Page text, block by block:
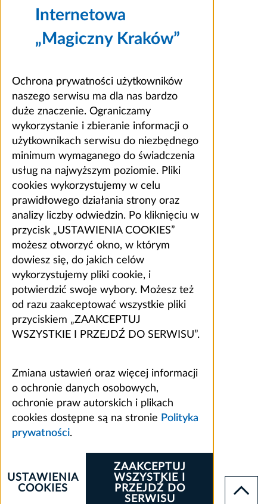
Internetowa
„Magiczny Kraków”
Ochrona prywatności użytkowników
naszego serwisu ma dla nas bardzo
duże znaczenie. Ograniczamy
wykorzystanie i zbieranie informacji o
użytkownikach serwisu do niezbędnego
minimum wymaganego do świadczenia
usług na najwyższym poziomie. Pliki
cookies wykorzystujemy w celu
prawidłowego działania strony oraz
analizy liczby odwiedzin. Po kliknięciu w
przycisk „USTAWIENIA COOKIES”
możesz otworzyć okno, w którym
dowiesz się, do jakich celów
wykorzystujemy pliki cookie, i
potwierdzić swoje wybory. Możesz też
od razu zaakceptować wszystkie pliki
przyciskiem „ZAAKCEPTUJ
WSZYSTKIE I PRZEJDŹ DO SERWISU”.
Zmiana ustawień oraz więcej informacji
o ochronie danych osobowych,
ochronie praw autorskich i plikach
cookies dostępne są na stronie Polityka
prywatności.
ZAAKCEPTUJ
WSZYSTKIE I
PRZEJDŹ DO
SERWISU
USTAWIENIA
COOKIES